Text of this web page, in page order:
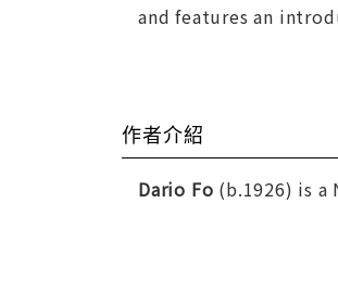
and features an
作者介紹
Dario Fo (b.1926) is